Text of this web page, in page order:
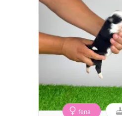
fena